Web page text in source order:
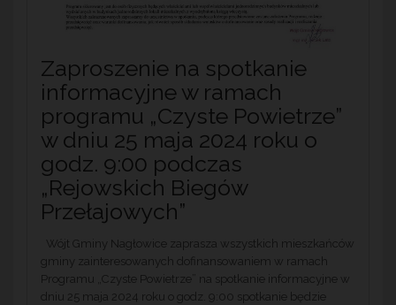
Zaproszenie na spotkanie
informacyjne w ramach
programu „Czyste Powietrze”
w dniu 25 maja 2024 roku o
godz. 9:00 podczas
„Rejowskich Biegów
Przełajowych”
Wójt Gminy Nagłowice zaprasza wszystkich mieszkańców
gminy zainteresowanych dofinansowaniem w ramach
Programu „Czyste Powietrze” na spotkanie informacyjne w
dniu 25 maja 2024 roku o godz. 9:00 spotkanie będzie